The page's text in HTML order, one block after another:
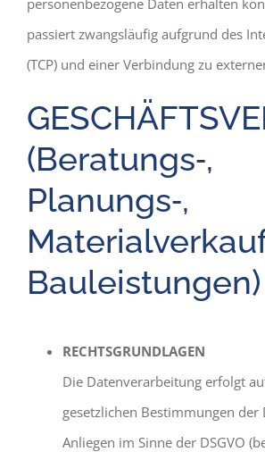
passiert zwangsläufig aufgrund des
(TCP) und einer Verbindung zu
(Beratungs‐,
Planungs‐,
Bauleistungen)
RECHTSGRUNDLAGEN
Die Datenverarbeitung erfolgt
gesetzlichen Bestimmungen der
Anliegen im Sinne der DSGVO